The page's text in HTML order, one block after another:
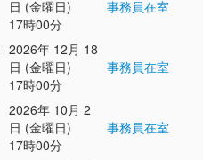
日 (金曜日)
17時00分
事務員在室
2026年 12月 18
日 (金曜日)
17時00分
事務員在室
2026年 10月 2
日 (金曜日)
17時00分
事務員在室